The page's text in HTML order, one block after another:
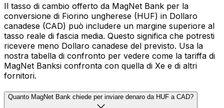
Il tasso di cambio offerto da MagNet Bank per la
conversione di Fiorino ungherese (HUF) in Dollaro
canadese (CAD) può includere un margine superiore al
tasso reale di fascia media. Questo significa che potresti
ricevere meno Dollaro canadese del previsto. Usa la
nostra tabella di confronto per vedere come la tariffa di
MagNet Banksi confronta con quella di Xe e di altri
fornitori.
Quanto MagNet Bank chiede per inviare denaro da HUF a CAD?